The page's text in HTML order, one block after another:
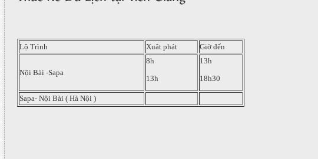
Lộ Trình Xuât phát Giờ đến
Nội Bài -Sapa
8h
13h
13h
18h30
Sapa- Nội Bài ( Hà Nội )